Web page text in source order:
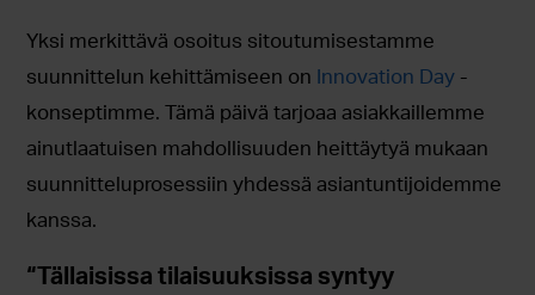
Yksi merkittävä osoitus sitoutumisestamme
suunnittelun kehittämiseen on Innovation Day -
konseptimme. Tämä päivä tarjoaa asiakkaillemme
ainutlaatuisen mahdollisuuden heittäytyä mukaan
suunnitteluprosessiin yhdessä asiantuntijoidemme
kanssa.
“Tällaisissa tilaisuuksissa syntyy